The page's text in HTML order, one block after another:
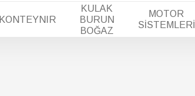
KONTEYNIR
KULAK
BURUN
BOĞAZ
MOTOR
SİSTEMLERİ